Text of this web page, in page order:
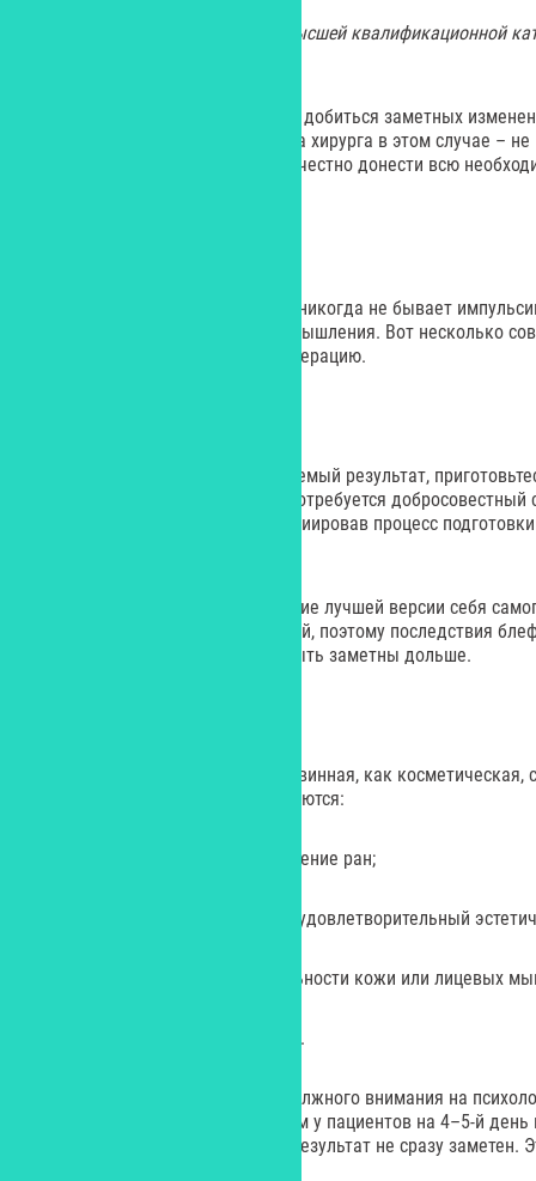
На фото: пластический хирург высшей квалификационной
Мужчины ставят хирургу задачу добиться заметных
совершенно естественно. Задача хирурга в этом случае –
ожиданиям пациента, а четко и честно донести всю
Решение об операции у мужчин никогда не бывает
предшествуют длительные размышления. Вот несколько
рассматривает пластическую операцию.
Чтобы операция принесла желаемый результат,
пациента, и от вашего хирурга потребуется
уровень доверия. Не стоит, инициировав процесс
Идеальный результат – получение лучшей версии себя
же мужская кожа толще женской, поэтому последствия
ринопластики у мужчин могут быть заметны дольше.
Любая операция, даже такая невинная, как
возможных осложнений встречаются:
– плохое или медленное заживление ран;
– появление асимметрии или неудовлетворительный
– временная потеря чувствительности кожи или лицевых
– образование заметных рубцов.
Мужчины часто не обращают должного внимания на
операций. Мы иногда наблюдаем у пациентов на 4–5-й
депрессивные состояния, если результат не сразу